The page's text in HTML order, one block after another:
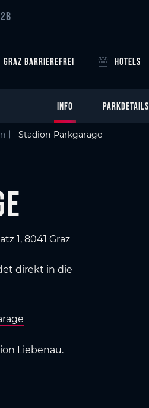
GRAZ BARRIEREFREI HOTELS
INFO PARKDETAILS
Stadion-Parkgarage
1, 8041 Graz
direkt in die
Liebenau.